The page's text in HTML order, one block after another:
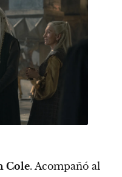
Cole. Acompañó al